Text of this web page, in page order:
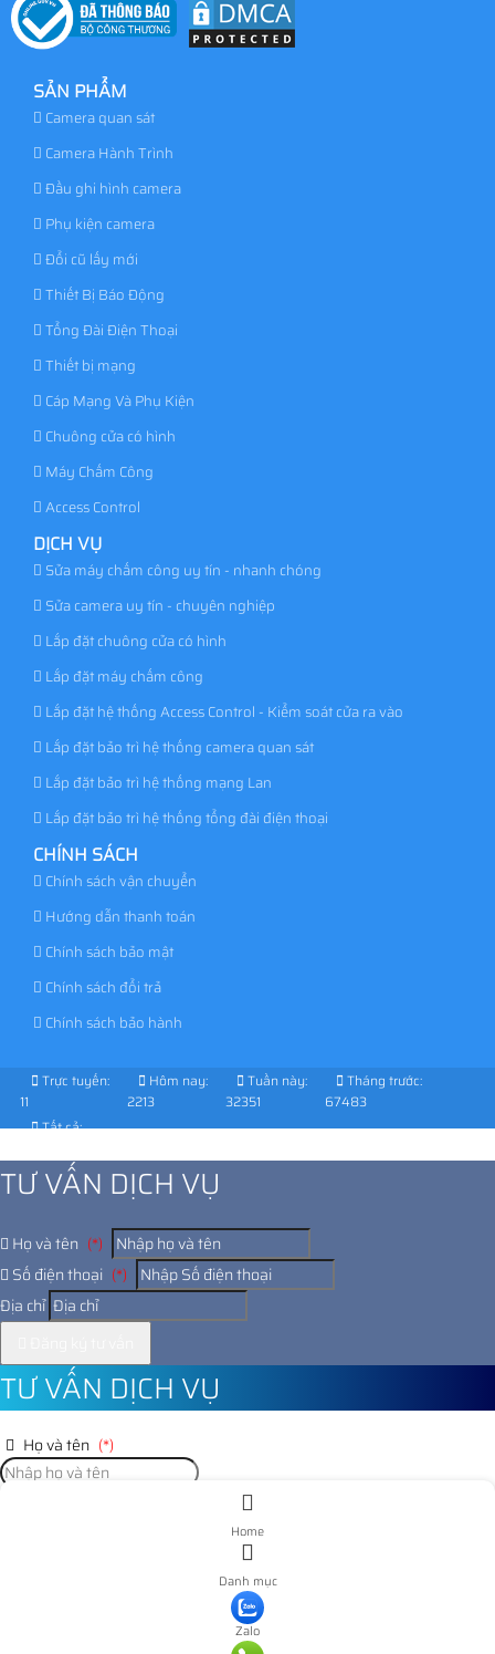
SẢN PHẨM
Camera quan sát
Camera Hành Trình
Đầu ghi hình camera
Phụ kiện camera
Đổi cũ lấy mới
Thiết Bị Báo Động
Tổng Đài Điện Thoại
Thiết bị mạng
Cáp Mạng Và Phụ Kiện
Chuông cửa có hình
Máy Chấm Công
Access Control
DỊCH VỤ
Sửa máy chấm công uy tín - nhanh chóng
Sửa camera uy tín - chuyên nghiệp
Lắp đặt chuông cửa có hình
Lắp đặt máy chấm công
Lắp đặt hệ thống Access Control - Kiểm soát cửa ra vào
Lắp đặt bảo trì hệ thống camera quan sát
Lắp đặt bảo trì hệ thống mạng Lan
Lắp đặt bảo trì hệ thống tổng đài điện thoại
CHÍNH SÁCH
Chính sách vận chuyển
Hướng dẫn thanh toán
Chính sách bảo mật
Chính sách đổi trả
Chính sách bảo hành
Trực tuyến:
11
Hôm nay:
2213
Tuần này:
32351
Tháng trước:
67483
Tất cả:
TƯ VẤN DỊCH VỤ
Họ và tên (*)
Số điện thoại (*)
Địa chỉ
TƯ VẤN DỊCH VỤ
Họ và tên (*)
Home
Danh mục
Zalo